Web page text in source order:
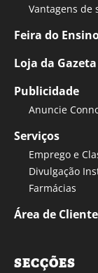
Vantagens de
Feira do
Loja da Gazeta
Publicidade
Anuncie
Serviços
Emprego e
Divulgação
Farmácias
Área de Cliente
SECÇÕES